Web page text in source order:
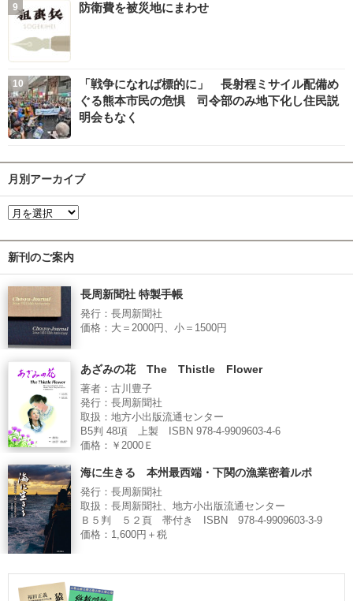
防衛費を被災地にまわせ
「戦争になれば標的に」 長射程ミサイル配備め
ぐる熊本市民の危惧 司令部のみ地下化し住民説
明会もなく
月別アーカイブ
新刊のご案内
長周新聞社 特製手帳
発行：長周新聞社
価格：大＝2000円、小＝1500円
あざみの花 The Thistle Flower
著者：古川豊子
発行：長周新聞社
取扱：地方小出版流通センター
B5判 48項 上製 ISBN 978-4-9909603-4-6
価格：￥2000Ｅ
海に生きる 本州最西端・下関の漁業密着ルポ
発行：長周新聞社
取扱：長周新聞社、地方小出版流通センター
Ｂ５判 ５２頁 帯付き ISBN 978-4-9909603-3-9
価格：1,600円＋税